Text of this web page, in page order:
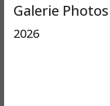
Galerie Photos
2026